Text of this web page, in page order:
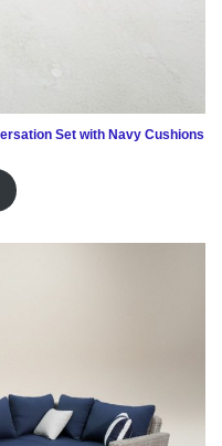
Set with Navy Cushions